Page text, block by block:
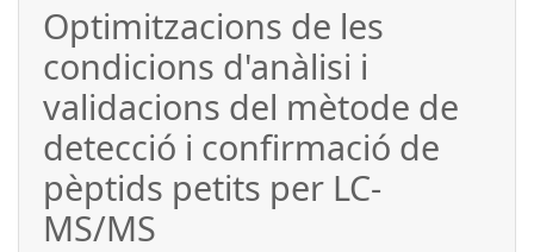
Optimitzacions de les
condicions d'anàlisi i
validacions del mètode de
detecció i confirmació de
pèptids petits per LC-
MS/MS